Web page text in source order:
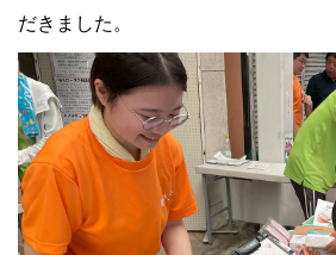
だきました。